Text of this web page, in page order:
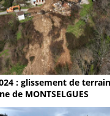
: glissement de
de MONTSELGUES